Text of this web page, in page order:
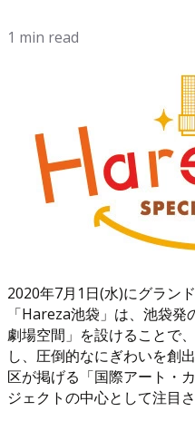
1 min read
2020年7月1日(水)にグラン
「Hareza池袋」は、池袋
劇場空間」を設けることで
し、圧倒的なにぎわいを創
区が掲げる「国際アート・
ジェクトの中心として注目さ